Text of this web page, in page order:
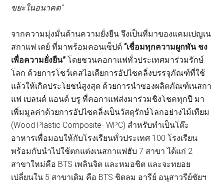
ขยะในอนาคต”
จากความมุ่งมั่นด้านความยั่งยืน จึงเป็นที่มาของแคมเปญเน
สกาแฟ เดย์ ที่มาพร้อมคอนเซ็ปต์“เชื่อมทุกความผูกพัน ชง
เพื่อความยั่งยืน” โดยชวนคอกาแฟทั่วประเทศมาร่วมรักษ์
โลก ด้วยการโชว์เคสไอเดียการอัปไซคลิ่งบรรจุภัณฑ์ที่ใช้
แล้วให้เกิดประโยชน์สูงสุด ด้วยการนำซองผลิตภัณฑ์เนสกา
แฟ เบลนด์ แอนด์ บรู ที่คอกาแฟส่งมาร่วมชิงโชคทุกปี มา
เพิ่มมูลค่าด้วยการอัปไซคลิ่งเป็นวัสดุรักษ์โลกอย่างไม้เทียม
(Wood Plastic Composite- WPC) สำหรับทำเป็นโต๊ะ
อาหารเพื่อมอบให้กับโรงเรียนทั่วประเทศ 100 โรงเรียน
พร้อมกับนำไปใช้ตกแต่งเนสกาแฟฮับ 7 สาขา ได้แก่ 2
สาขาใหม่คือ BTS เพลินจิต และหมอชิต และจะทยอย
เปลี่ยนใน 5 สาขาเดิม คือ BTS ชิดลม อารีย์ อนุสาวรีย์ชัยฯ